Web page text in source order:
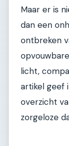
Maar er is
dan een
ontbreken
licht,
artikel geef
overzicht
zorgeloze